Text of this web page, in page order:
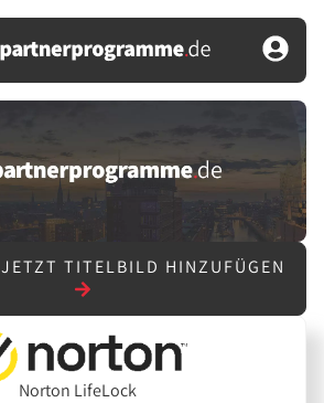
JETZT TITELBILD HINZUFÜGEN
Norton LifeLock